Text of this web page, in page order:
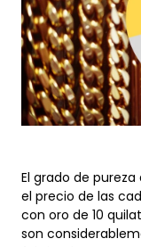
el precio de las
con oro de 10
son
fabricadas con oro